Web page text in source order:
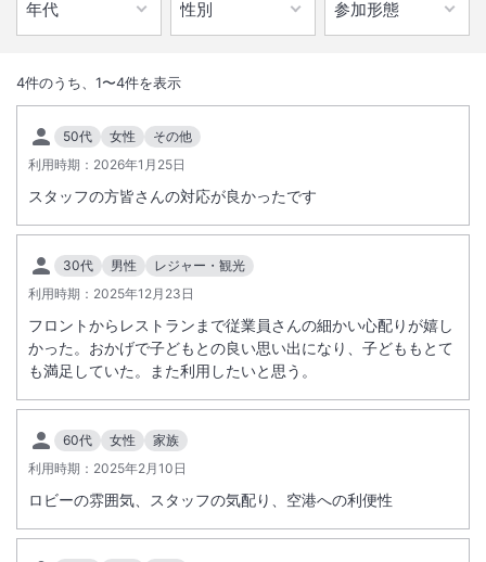
海外へ旅立つ心をもてなし、くつろぎのひとときをお過ごし頂くため
に、真心こめた、きめこまやかなサービスで皆さまをお迎えいたしま
総客室数390室
INチェックイン
15:00/ OUT チェックアウト
11:00
駐車場あり
施設からのお知らせ
ホテル～成田空港間にてバスの手配が必要な場合は、バス代が別途かか
ります。
・エキストラベッドはスタッキングベッドとなります。
進みください。
4件のうち、 1〜4件を表示
50代 女性
その他
利用時期： 2026年1月25日
スタッフの方皆さんの対応が良かったです
30代 男性
レジャー・観光
利用時期： 2025年12月23日
フロントからレストランまで従業員さんの細かい心配りが嬉し
かった。おかげで子どもとの良い思い出になり、子どももとて
も満足していた。また利用したいと思う。
60代 女性
家族
利用時期： 2025年2月10日
ロビーの雰囲気、スタッフの気配り、空港への利便性